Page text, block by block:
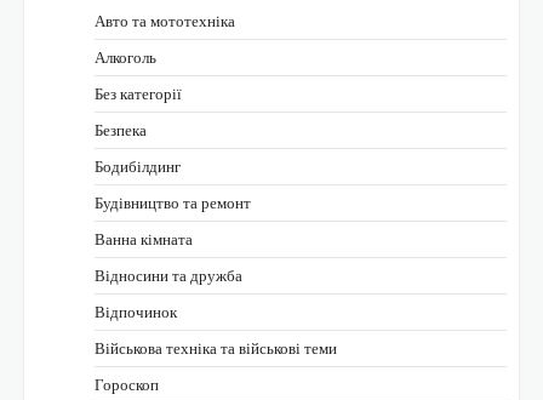
Авто та мототехніка
Алкоголь
Без категорії
Безпека
Бодибілдинг
Будівництво та ремонт
Ванна кімната
Відносини та дружба
Відпочинок
Військова техніка та військові теми
Гороскоп